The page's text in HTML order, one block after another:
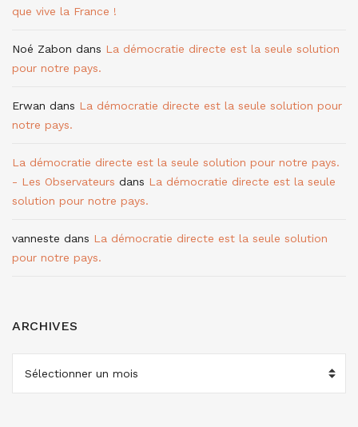
que vive la France !
Noé Zabon dans La démocratie directe est la seule solution
pour notre pays.
Erwan dans La démocratie directe est la seule solution pour
notre pays.
La démocratie directe est la seule solution pour notre pays.
- Les Observateurs dans La démocratie directe est la seule
solution pour notre pays.
vanneste dans La démocratie directe est la seule solution
pour notre pays.
ARCHIVES